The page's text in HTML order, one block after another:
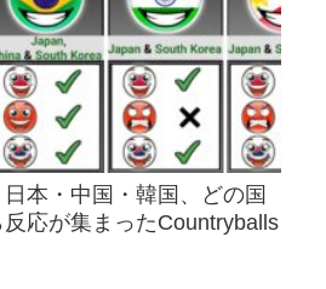
本・中国・韓国、どの国
応が集まったCountryballs